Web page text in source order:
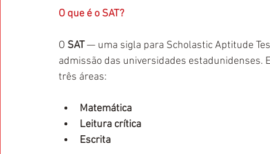
O que é o SAT?
O SAT — uma sigla para Scholastic Aptitude
admissão das universidades estadunidenses.
três áreas:
Matemática
Leitura crítica
Escrita